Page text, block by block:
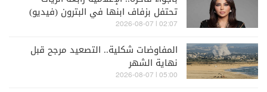
تحتفل بزفاف ابنها في البترون (فيديو)
02:07 | 2026-08-07
المفاوضات شكلية.. التصعيد مرجح قبل
نهاية الشهر
05:00 | 2026-08-07